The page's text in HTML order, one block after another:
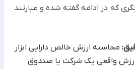
که در ادامه گفته شده و عبارتند
محاسبه ارزش خالص دارایی ابزار
ارزش واقعی یک شرکت یا صندوق